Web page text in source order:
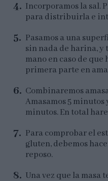
Incorporamos la sal.
para distribuirla e
Pasamos a una
sin nada de harina, y
mano en caso de que
primera parte en
Combinaremos
Amasamos 5 minutos
minutos. En total
Para comprobar el
gluten, debemos
reposo.
Una vez que la masa